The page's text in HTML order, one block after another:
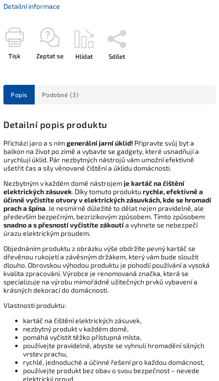
Detailní informace
Tisk Zeptat se Hlídat Sdílet
Popis Podobné (3)
Detailní popis produktu
Přichází jaro a s nímgenerální jarní úklid! Připravte svůj byt a
balkon na život po zimě a vybavte se gadgety, které usnadňují a
urychlují úklid. Pár nezbytných nástrojů vám umožní efektivně
ušetřit čas a síly věnované čištění a úklidu domácnosti.
Nezbytným v každém domě nástrojem je kartáč na čištění
elektrických zásuvek. Díky tomuto produktu rychle, efektivně a
účinně vyčistíte otvory v elektrických zásuvkách, kde se hromadí
prach a špína. Je nesmírně důležité to dělat nejen pravidelně, ale
především bezpečným, bezrizikovým způsobem. Tímto způsobem
snadno a s přesností vyčistíte zákoutía vyhnete se nebezpečí
úrazu elektrickým proudem.
Objednáním produktu z obrázku výše obdržíte pevný kartáč se
dřevěnou rukojetí a závěsným držákem, který vám bude sloužit
dlouho. Obrovskou výhodou produktu je pohodlí používání a vysoká
kvalita zpracování. Výrobce je renomovaná značka, která se
specializuje na výrobu mimořádně užitečných prvků vybavení a
krásných dekorací do domácnosti.
Vlastnosti produktu:
kartáč na čištění elektrických zásuvek,
nezbytný produkt v každém domě,
pomáhá vyčistit těžko přístupná místa,
používejte pravidelně, abyste se vyhnuli hromadění silných
vrstev prachu,
rychlé, jednoduché a účinné řešení pro každou domácnost,
používejte produkt bez obav o svou bezpečnost – nevede
elektrický proud.